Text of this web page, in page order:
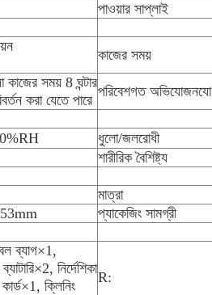
পাওয়ার সাপ্লাই
কাজের সময়
কাজের সময় 8 ঘন্টার
করা যেতে পারে
পরিবেশগত
ধুলো/জলরোধী
শারীরিক বৈশিষ্ট্য
মাত্রা
প্যাকেজিং সামগ্রী
ব্যাগ×1,
নির্দেশিকা
ক্লিনিং
R: